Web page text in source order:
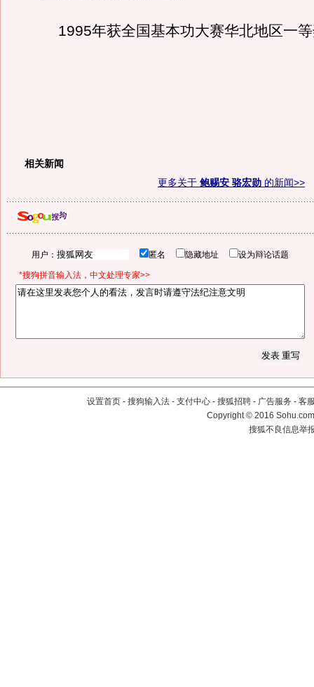
1995年获全国基本功大赛华北地区一等
相关新闻
更多关于 鲍赐安 骆宏勋 的新闻>>
用户： 匿名 隐藏地址 设为辩论话题
*搜狗拼音输入法，中文处理专家>>
设置首页 - 搜狗输入法 - 支付中心 - 搜狐招聘 - 广告服务 - 客
Copyright©2016
搜狐不良信息举